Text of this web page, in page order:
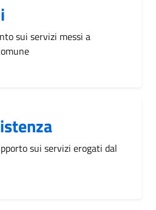
sui servizi messi a
sui servizi erogati dal